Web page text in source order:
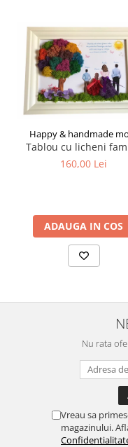
Happy & handmade
Tablou cu licheni
160,00 Lei
ADAUGA IN COS
Nu rata
Vreau sa
magazinului.